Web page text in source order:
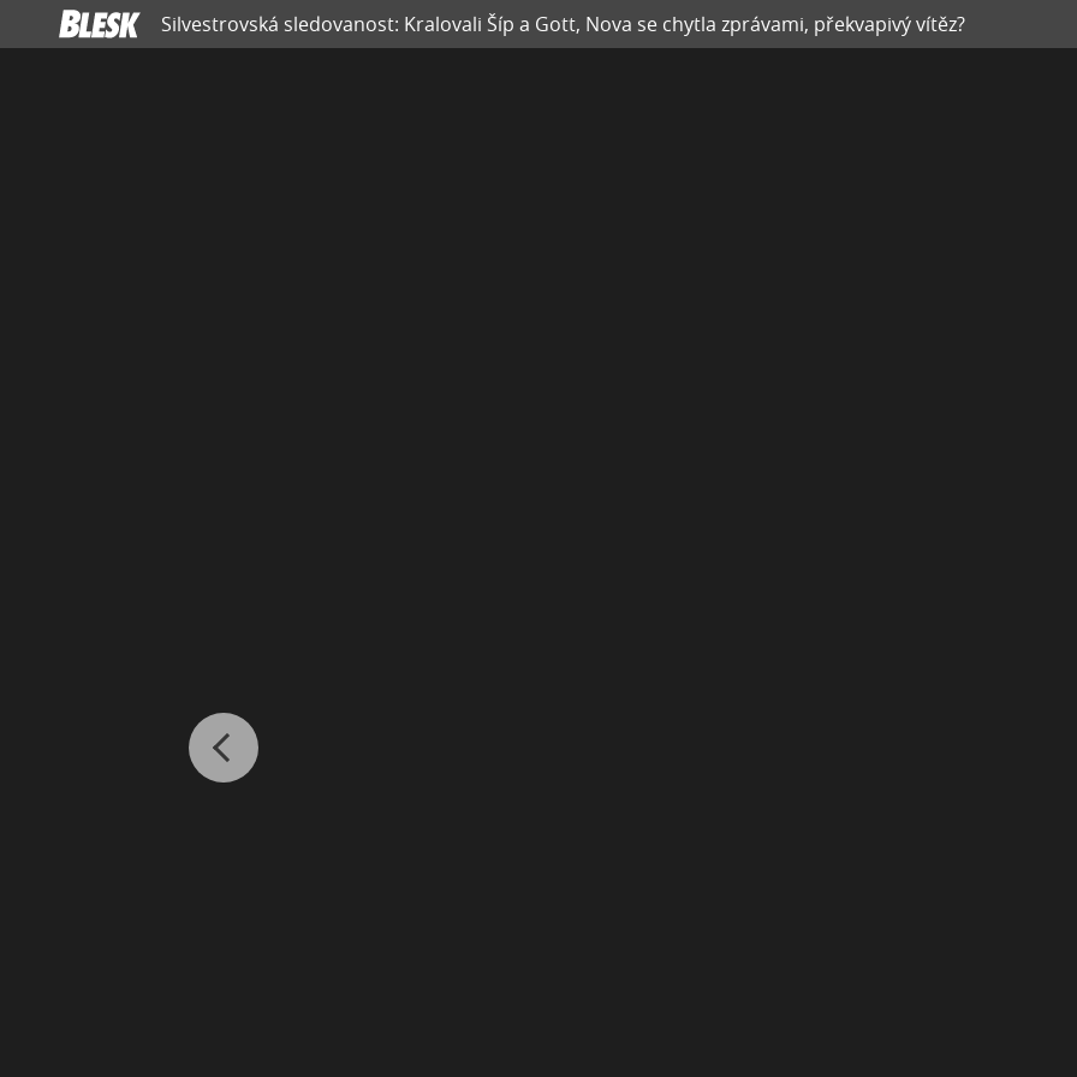
Silvestrovská sledovanost: Kralovali Šíp a Gott, Nova se chytla zprávami, překvapivý vítěz?